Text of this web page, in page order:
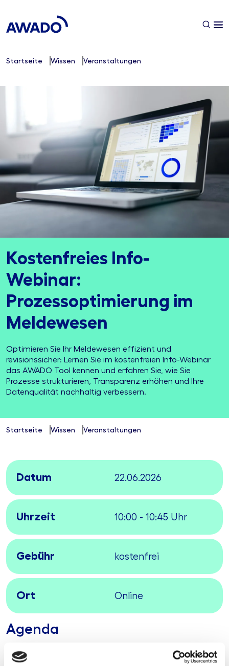
Startseite Wissen Veranstaltungen
Kostenfreies Info-
Webinar:
Prozessoptimierung im
Meldewesen
Optimieren Sie Ihr Meldewesen effizient und
revisionssicher: Lernen Sie im kostenfreien Info-Webinar
das AWADO Tool kennen und erfahren Sie, wie Sie
Prozesse strukturieren, Transparenz erhöhen und Ihre
Datenqualität nachhaltig verbessern.
Startseite Wissen Veranstaltungen
Datum 22.06.2026
Uhrzeit 10:00 - 10:45 Uhr
Gebühr kostenfrei
Ort Online
Agenda
Beschreibung